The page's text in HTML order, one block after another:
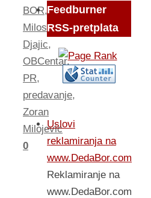
BOR,
Milos
Djajic,
OBCentar,
PR,
predavanje,
Zoran
Milojevic
0
Feedburner
RSS-pretplata
Uslovi
reklamiranja na
www.DedaBor.com
Reklamiranje na
www.DedaBor.com